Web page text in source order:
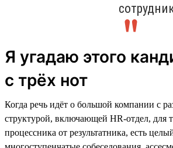
Я угадаю этого
с трёх нот
Когда речь идёт о большой компании с
структурой, включающей HR-отдел, для
процессника от результатника, есть